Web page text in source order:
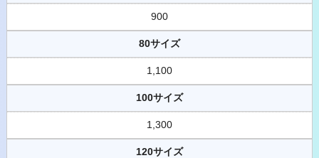
900
80サイズ
1,100
100サイズ
1,300
120サイズ